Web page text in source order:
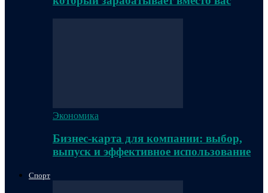
Экономика
Бизнес-карта для компании: выбор,
выпуск и эффективное использование
Спорт